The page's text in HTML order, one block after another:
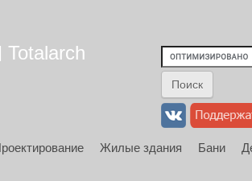
Totalarch
Жилые здания Бани